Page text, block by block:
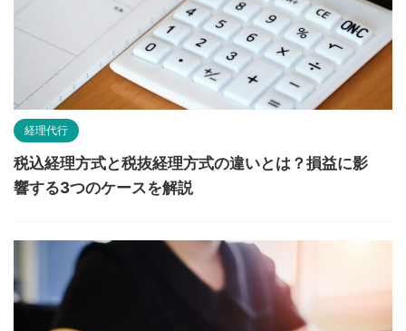
経理代行
税込経理方式と税抜経理方式の違いとは？損益に影
響する3つのケースを解説